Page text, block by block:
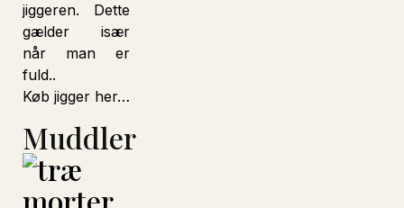
jiggeren. Dette
gælder især
når man er
fuld..
Køb jigger her…
Muddler